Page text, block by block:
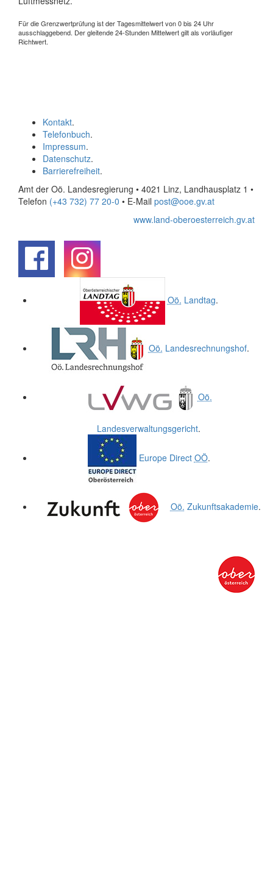
Für die Grenzwertprüfung ist der Tagesmittelwert von 0 bis 24 Uhr
ausschlaggebend. Der gleitende 24-Stunden Mittelwert gilt als vorläufiger
Richtwert.
Kontakt.
Telefonbuch.
Impressum.
Datenschutz.
Barrierefreiheit.
Amt der Oö. Landesregierung • 4021 Linz, Landhausplatz 1 •
Telefon (+43 732) 77 20-0 • E-Mail post@ooe.gv.at
www.land-oberoesterreich.gv.at
Oö. Landtag.
Oö. Landesrechnungshof.
Oö.
Landesverwaltungsgericht.
Europe Direct OÖ.
Oö. Zukunftsakademie.